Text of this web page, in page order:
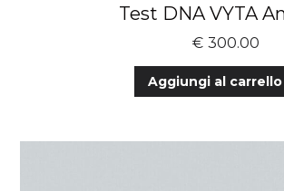
Test DNA VYTA
€ 300.00
Aggiungi al carrello